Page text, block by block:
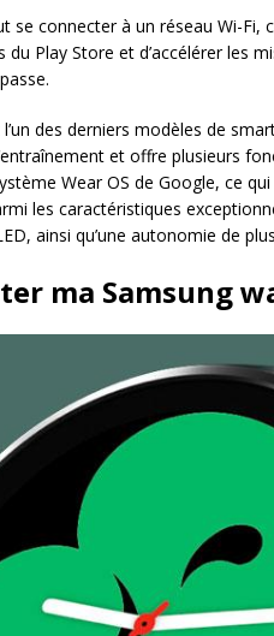
se connecter à un réseau Wi-
Play Store et d’accélérer les
des derniers modèles de
et offre plusieurs
Wear OS de Google, ce
les caractéristiques
ainsi qu’une autonomie de
ma Samsung